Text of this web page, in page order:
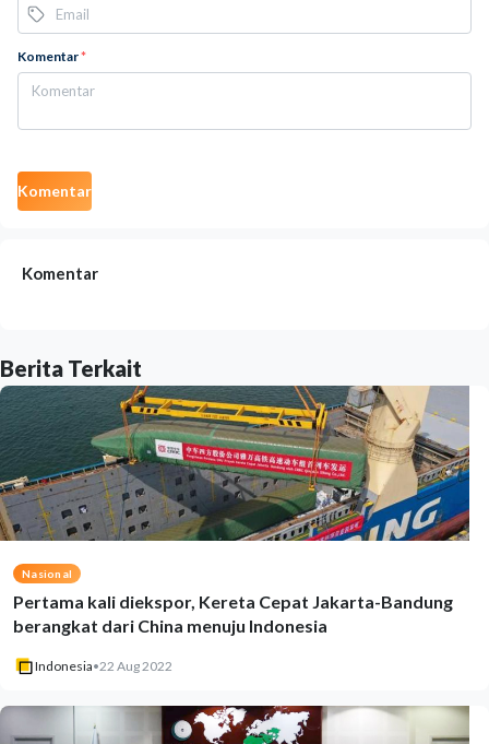
Komentar*
Komentar
Komentar
Berita Terkait
Nasional
Pertama kali diekspor, Kereta Cepat Jakarta-Bandung
berangkat dari China menuju Indonesia
Indonesia•22 Aug 2022